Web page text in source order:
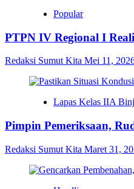
Popular
PTPN IV Regional I
Redaksi Sumut Kita Mei 11,
Lapas Kelas IIA
Pimpin Pemeriksaan,
Redaksi Sumut Kita Maret 31,